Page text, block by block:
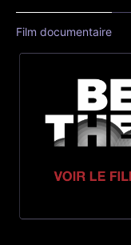
Film documentaire